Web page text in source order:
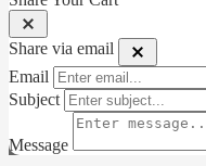
Share via email
Email
Subject
Message